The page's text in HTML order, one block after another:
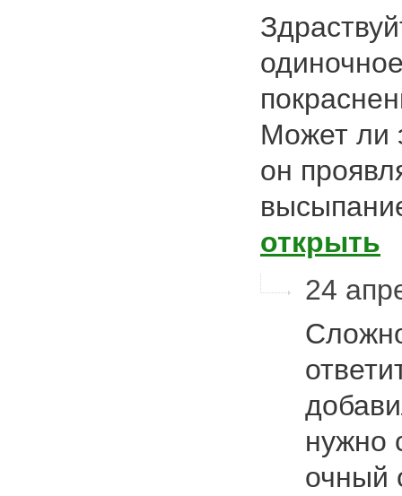
Может ли
он
открыть
24
нужно
очный